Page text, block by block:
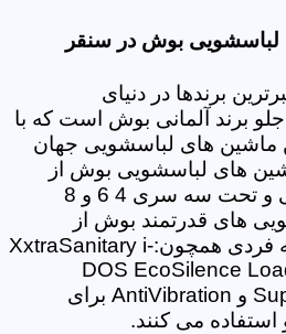
بوش در سنقر
برندها در دنیای
برند آلمانی بوش است که با
ماشین های لباسشویی جهان
های لباسشویی بوش از
ظرفیت 7 تا 9 کیلوگرمی و تحت سه سری 4 6 و 8
های قدرتمند بوش از
تکنولوژی های منحصر به فردی همچون:XxtraSanitary i-
DOS EcoSilence
SuperQuick PowerWash و AntiVibration برای
می کنند.